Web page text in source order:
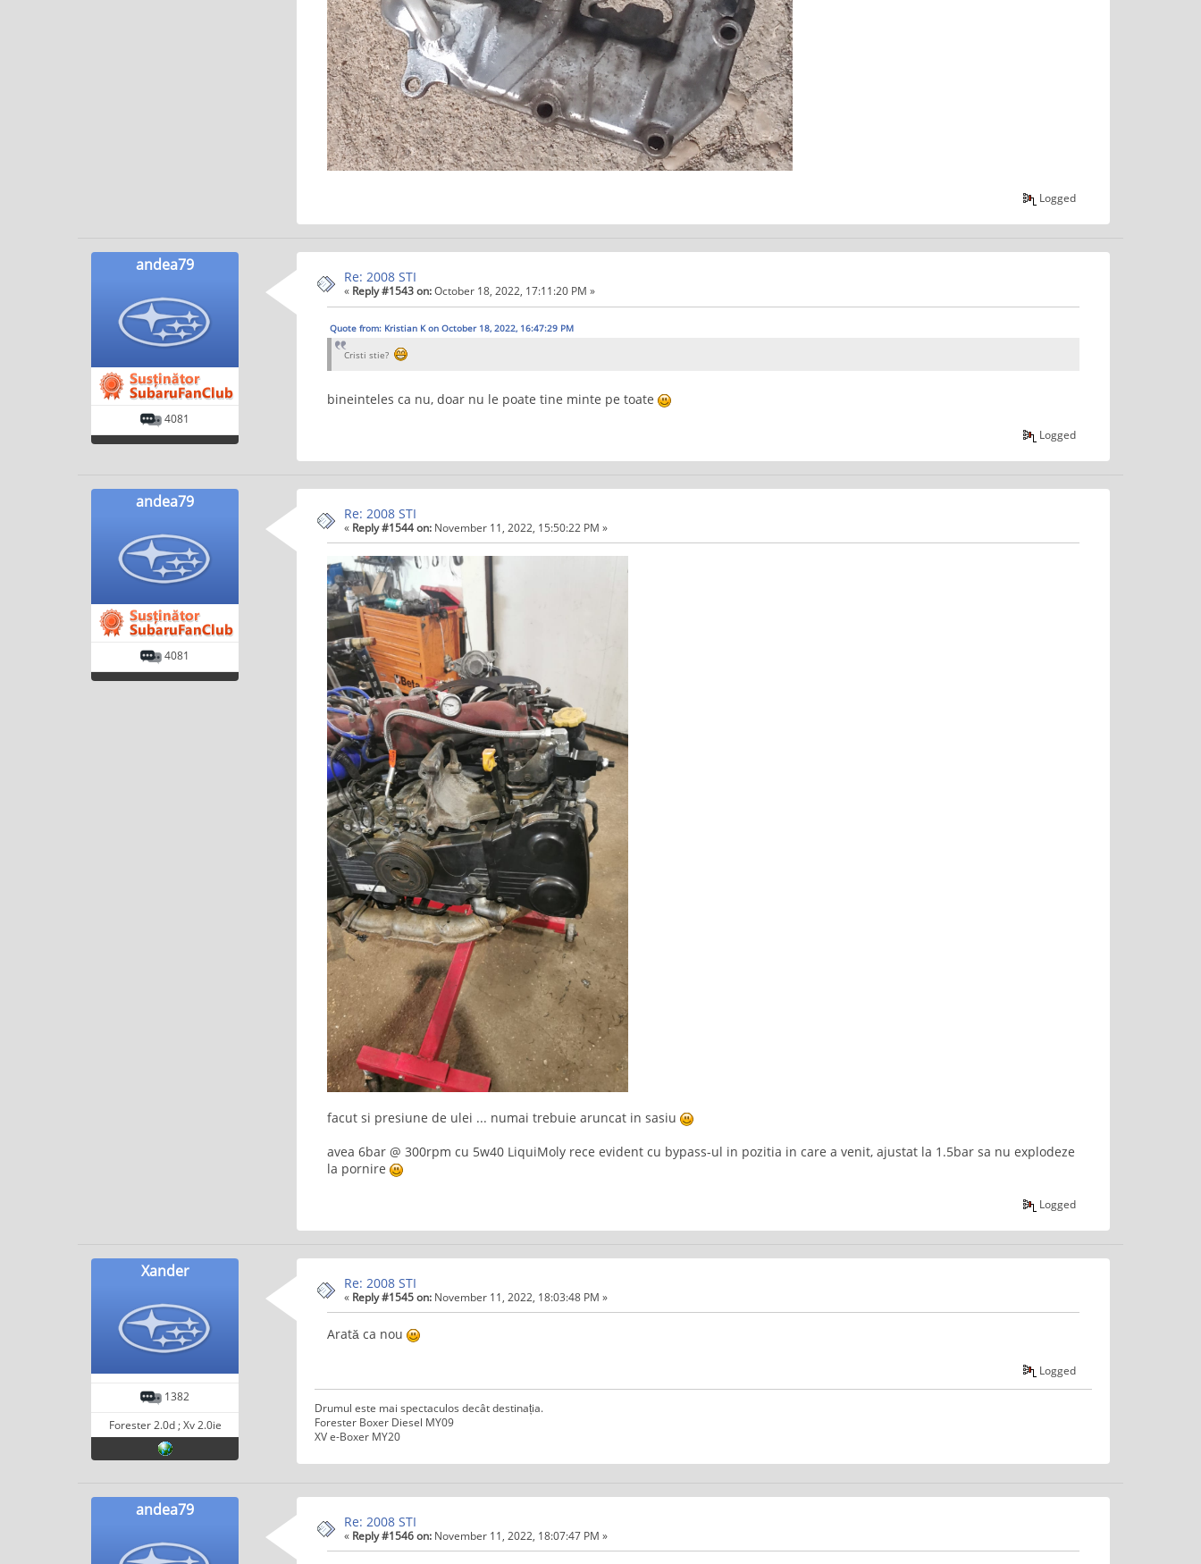
Logged
andea79
4081
Re: 2008 STI
« Reply #1543 on:October 18, 2022, 17:11:20 PM »
Quote from: Kristian K on October 18, 2022, 16:47:29 PM
Cristi stie?
bineinteles ca nu, doar nu le poate tine minte pe toate
Logged
andea79
4081
Re: 2008 STI
« Reply #1544 on: November 11, 2022, 15:50:22 PM »
facut si presiune de ulei ... numai trebuie aruncat in sasiu
avea 6bar @ 300rpm cu 5w40 LiquiMoly rece evident cu bypass-ul in pozitia in care a venit, ajustat la 1.5bar sa nu explodeze
la pornire
Logged
Xander
1382
Forester 2.0d ; Xv 2.0ie
Re: 2008 STI
« Reply #1545 on: November 11, 2022, 18:03:48 PM »
Arată ca nou
Logged
Drumul este mai spectaculos decât destinația.
Forester Boxer Diesel MY09
XV e-Boxer MY20
andea79
Re: 2008 STI
« Reply #1546 on: November 11, 2022, 18:07:47 PM »